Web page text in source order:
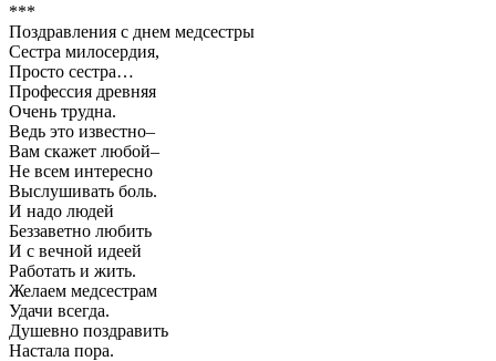
***
Поздравления с днем медсестры
Сестра милосердия,
Просто сестра…
Профессия древняя
Очень трудна.
Ведь это известно–
Вам скажет любой–
Не всем интересно
Выслушивать боль.
И надо людей
Беззаветно любить
И с вечной идеей
Работать и жить.
Желаем медсестрам
Удачи всегда.
Душевно поздравить
Настала пора.